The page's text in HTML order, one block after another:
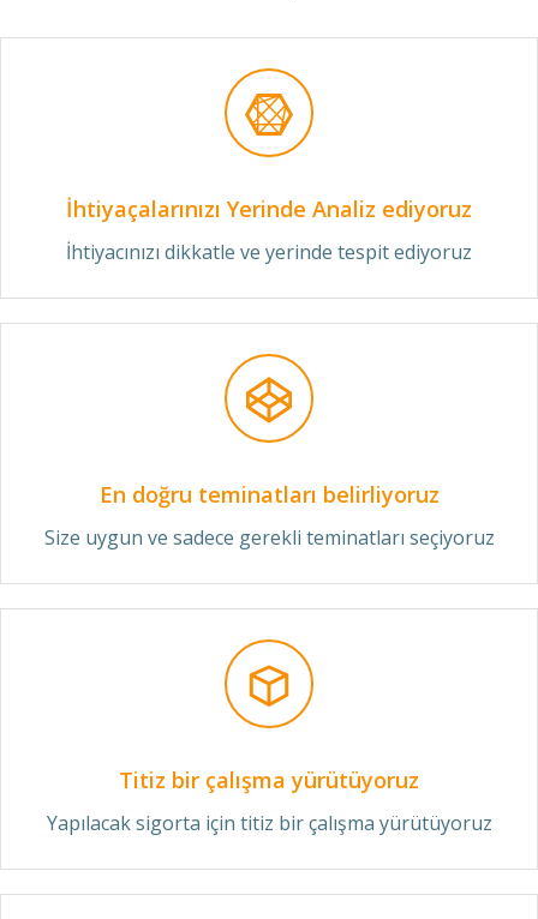
İhtiyaçalarınızı Yerinde Analiz ediyoruz
İhtiyacınızı dikkatle ve yerinde tespit ediyoruz
En doğru teminatları belirliyoruz
Size uygun ve sadece gerekli teminatları seçiyoruz
Titiz bir çalışma yürütüyoruz
Yapılacak sigorta için titiz bir çalışma yürütüyoruz